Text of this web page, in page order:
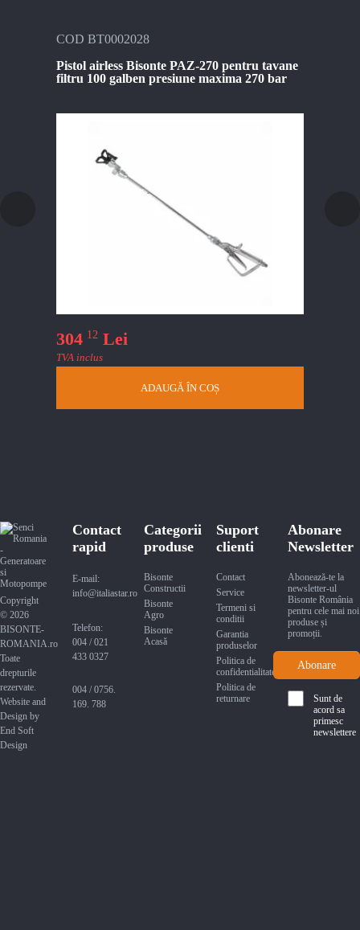
COD BT0002028
Pistol airless Bisonte PAZ-270 pentru tavane
filtru 100 galben presiune maxima 270 bar
304 12 Lei
TVA inclus
ADAUGĂ ÎN COȘ
Copyright
© 2026
BISONTE-
ROMANIA.ro
Toate
drepturile
rezervate.
Website and
Design by
End Soft
Design
Contact
rapid
E-mail:
info@italiastar.ro
Telefon:
004 / 021
433 0327
004 / 0756.
169. 788
Categorii
produse
Bisonte
Constructii
Bisonte
Agro
Bisonte
Acasă
Suport
clienti
Contact
Service
Termeni si
conditii
Garantia
produselor
Politica de
confidentialitate
Politica de
returnare
Abonare
Newsletter
Abonează-te la
newsletter-ul
Bisonte România
pentru cele mai noi
produse și
promoții.
Sunt de
acord sa
primesc
newslettere